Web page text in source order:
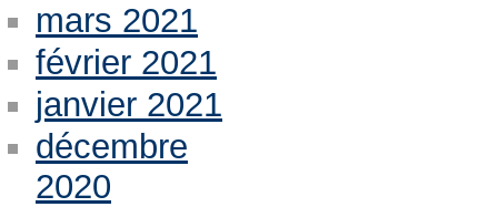
mars 2021
février 2021
janvier 2021
décembre
2020